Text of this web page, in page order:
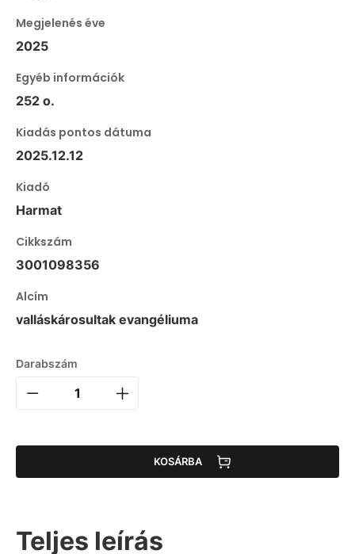
Megjelenés éve
2025
Egyéb információk
252 o.
Kiadás pontos dátuma
2025.12.12
Kiadó
Harmat
Cikkszám
3001098356
Alcím
valláskárosultak evangéliuma
Darabszám
KOSÁRBA
Teljes leírás